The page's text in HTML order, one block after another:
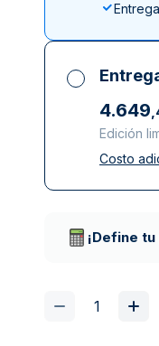
4.649,
Edición
Costo
¡Define